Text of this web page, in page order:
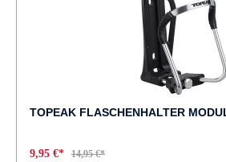
TOPEAK FLASCHENHALTER
9,95 €* 14,95 €*